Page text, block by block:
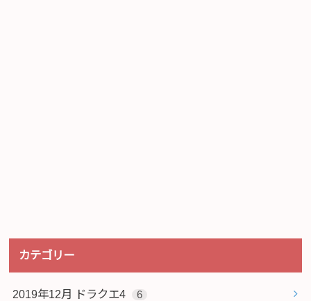
カテゴリー
2019年12月 ドラクエ4 6